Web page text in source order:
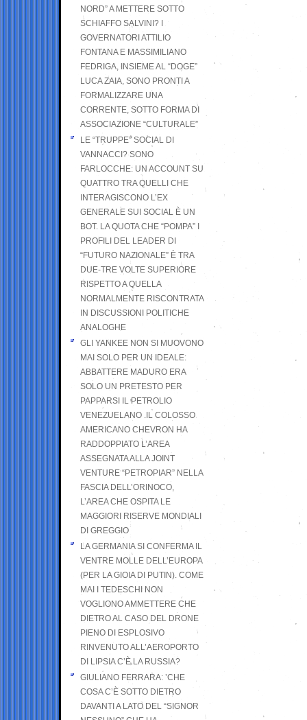
NORD” A METTERE SOTTO
SCHIAFFO SALVINI? I
GOVERNATORI ATTILIO
FONTANA E MASSIMILIANO
FEDRIGA, INSIEME AL “DOGE”
LUCA ZAIA, SONO PRONTI A
FORMALIZZARE UNA
CORRENTE, SOTTO FORMA DI
ASSOCIAZIONE “CULTURALE”
LE “TRUPPE” SOCIAL DI
VANNACCI? SONO
FARLOCCHE: UN ACCOUNT SU
QUATTRO TRA QUELLI CHE
INTERAGISCONO L’EX
GENERALE SUI SOCIAL È UN
BOT. LA QUOTA CHE “POMPA” I
PROFILI DEL LEADER DI
“FUTURO NAZIONALE” È TRA
DUE-TRE VOLTE SUPERIORE
RISPETTO A QUELLA
NORMALMENTE RISCONTRATA
IN DISCUSSIONI POLITICHE
ANALOGHE
GLI YANKEE NON SI MUOVONO
MAI SOLO PER UN IDEALE:
ABBATTERE MADURO ERA
SOLO UN PRETESTO PER
PAPPARSI IL PETROLIO
VENEZUELANO .IL COLOSSO
AMERICANO CHEVRON HA
RADDOPPIATO L’AREA
ASSEGNATA ALLA JOINT
VENTURE “PETROPIAR” NELLA
FASCIA DELL’ORINOCO,
L’AREA CHE OSPITA LE
MAGGIORI RISERVE MONDIALI
DI GREGGIO
LA GERMANIA SI CONFERMA IL
VENTRE MOLLE DELL’EUROPA
(PER LA GIOIA DI PUTIN). COME
MAI I TEDESCHI NON
VOGLIONO AMMETTERE CHE
DIETRO AL CASO DEL DRONE
PIENO DI ESPLOSIVO
RINVENUTO ALL’AEROPORTO
DI LIPSIA C’È LA RUSSIA?
GIULIANO FERRARA: ’CHE
COSA C’È SOTTO DIETRO
DAVANTI A LATO DEL “SIGNOR